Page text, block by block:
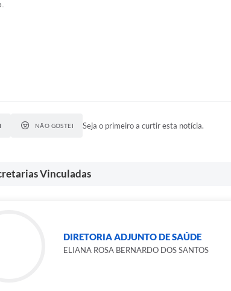
NÃO GOSTEI Seja o primeiro a curtir esta notícia.
Vinculadas
DIRETORIA ADJUNTO DE SAÚDE
ELIANA ROSA BERNARDO DOS SANTOS